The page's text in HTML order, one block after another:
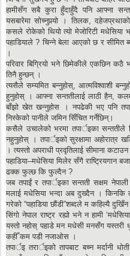
हामीसँग सबै कुरा हुँदाहुँदै पनि आफ्ना
यसबारेमा सोच्नुपर्‍यो । तिलक,
कसले रोकेको थियो त्यो मेजोरिटी मधेसिया
पहाडियाले ? चिन्ने बेला आएको छ र सीमित
।
परिवार बिग्रियो भने छिमेकीले एकछिन कठै
तिनै हुन्छन् ।
त्यसैले सम्यमित बन्नुहोस्, आत्मविश्वाशी
हुनुहोस् । आफ्ना सन्ततीलाई लाठी हैन,
बाँझो खेत खन्नुहोस । नपढेकी भए पनि
निस्केको पानीले जमिन सिँचित गर्नेछिन्।
कसैले उचालेको भरमा तपार्इका सन्ततीले
नहुनुहोस् । तपार्इको सुरक्षामा अहोरात्र
। त्यस्तो अपराधी प्रवृतिलाई सीमाना
पहाडिया–मधेसिया मिलेर सँगै राष्ट्रियगान
ढक्क फुल्छ कि फुल्दैन ?
जब तपाईं र तपार्इका सन्तती सक्षम
मलाई मधेसिया भन्दा अब दुख्दैन । किनकि
गरेको “पहाडिया छौंडी”शब्दले म कहिल्यै
सिंगो नेपाल राष्ट्र रह्यो भने न हामी
यस्तो नहोस् पहाडे मन मधेसी मनसँग यस्तरी
कहीँ कम पडी नजाओस ।
तपार्इ तरार्इको तापबाट बच्न मर्दानी